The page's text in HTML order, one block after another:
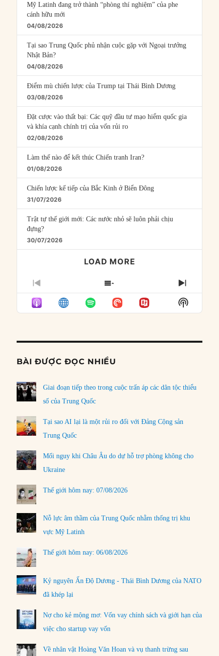
Mỹ Latinh đang trở thành “phòng thí nghiệm” của phe
cánh hữu mới
04/08/2026
Tại sao Trung Quốc phủ nhận cuộc gặp với Ngoại trưởng
Nhật Bản?
04/08/2026
Điểm mù chiến lược của Trump tại Thái Bình Dương
03/08/2026
Đặt cược vào thất bại: Các quỹ đầu tư mạo hiểm quốc gia
và khía cạnh chính trị của vốn rủi ro
02/08/2026
Làm thế nào để kết thúc Chiến tranh Iran?
01/08/2026
Chiến lược kế tiếp của Bắc Kinh ở Biển Đông
31/07/2026
Trật tự thế giới mới: Các nước nhỏ sẽ luôn phải chịu
đựng?
30/07/2026
LOAD MORE
PREVIOUS
EPISODE
SHOW
EPISODES
LIST
NEXT
Show
Podcast
BÀI ĐƯỢC ĐỌC NHIỀU
Giai đoạn tiếp theo trong cuộc trấn áp các dân tộc thiểu
số của Trung Quốc
Tại sao AI lại là một rủi ro đối với Đảng Cộng sản
Trung Quốc
Mối nguy khi Châu Âu do dự hỗ trợ phòng không cho
Ukraine
Thế giới hôm nay: 07/08/2026
Nỗ lực âm thầm của Trung Quốc nhằm thống trị khu
vực Mỹ Latinh
Thế giới hôm nay: 06/08/2026
Kỷ nguyên Ấn Độ Dương - Thái Bình Dương của NATO
đã khép lại
Nợ cho kẻ mộng mơ: Vốn vay chính sách và giới hạn của
việc cho startup vay vốn
Về nhân vật Hoàng Văn Hoan và vụ thanh trừng sau